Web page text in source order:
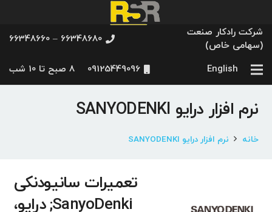
شرکت رادکار صنعت
(سهامی خاص)
66348680 – 66348660
English
09125449096 8 صبح تا 10 شب
نرم افزار درایو SANYODENKI
خانه نرم افزار درایو SANYODENKI
تعمیرات سانیودنکی
SanyoDenki; درایو،